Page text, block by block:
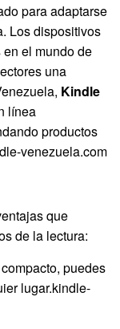
para adaptarse
. Los dispositivos
el mundo de
una
Kindle
línea
productos
venezuela.com
que
de la lectura:
puedes
lugar.kindle-